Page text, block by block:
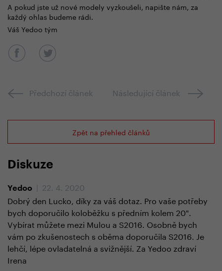
A pokud jste už nové modely vyzkoušeli, napište nám, za
každý ohlas budeme rádi.
Váš Yedoo tým
Předchozí článek Následující článek
Zpět na přehled článků
Diskuze
Yedoo
| 22. 4. 2020
Dobrý den Lucko, díky za váš dotaz. Pro vaše potřeby
bych doporučilo koloběžku s předním kolem 20".
Vybírat můžete mezi Mulou a S2016. Osobně bych
vám po zkušenostech s oběma doporučila S2016. Je
lehčí, lépe ovladatelná a svižnější. Za Yedoo zdraví
Irena